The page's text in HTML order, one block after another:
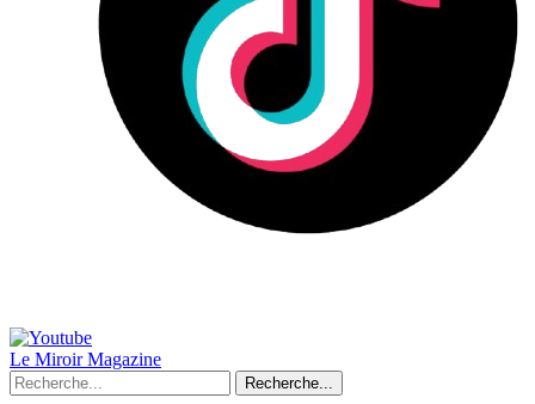
Le Miroir Magazine
Recherche...